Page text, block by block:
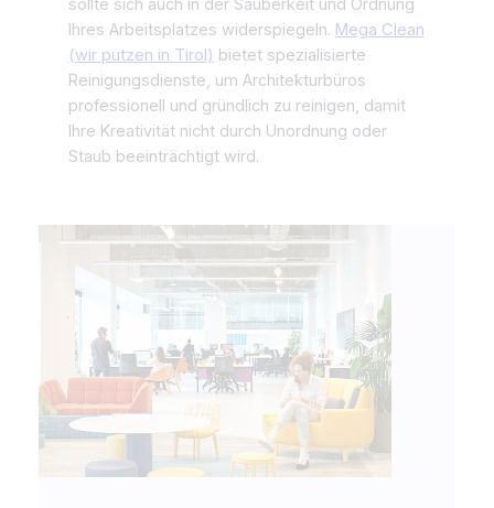
sollte sich auch in der Sauberkeit und Ordnung
Ihres Arbeitsplatzes widerspiegeln. Mega Clean
(wir putzen in Tirol) bietet spezialisierte
Reinigungsdienste, um Architekturbüros
professionell und gründlich zu reinigen, damit
Ihre Kreativität nicht durch Unordnung oder
Staub beeinträchtigt wird.